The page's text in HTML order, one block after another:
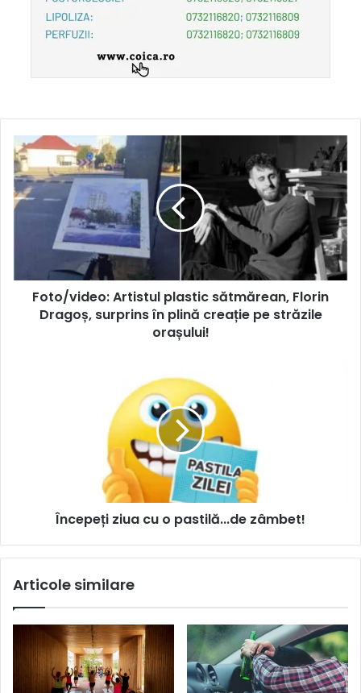
Foto/video: Artistul plastic sătmărean, Florin
Dragoș, surprins în plină creație pe străzile
orașului!
Începeți ziua cu o pastilă...de zâmbet!
Articole similare